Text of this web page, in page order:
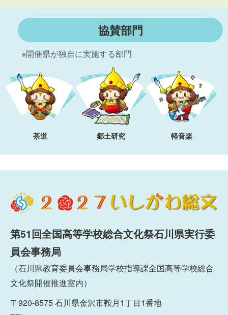
協賛部門
※開催県が独自に実施する部門
茶道 郷土研究 軽音楽
第51回全国高等学校総合文化祭石川県実行委
員会事務局
（石川県教育委員会事務局学校指導課全国高等学校総合
文化祭開催推進室内）
〒920-8575 石川県金沢市鞍月1丁目1番地